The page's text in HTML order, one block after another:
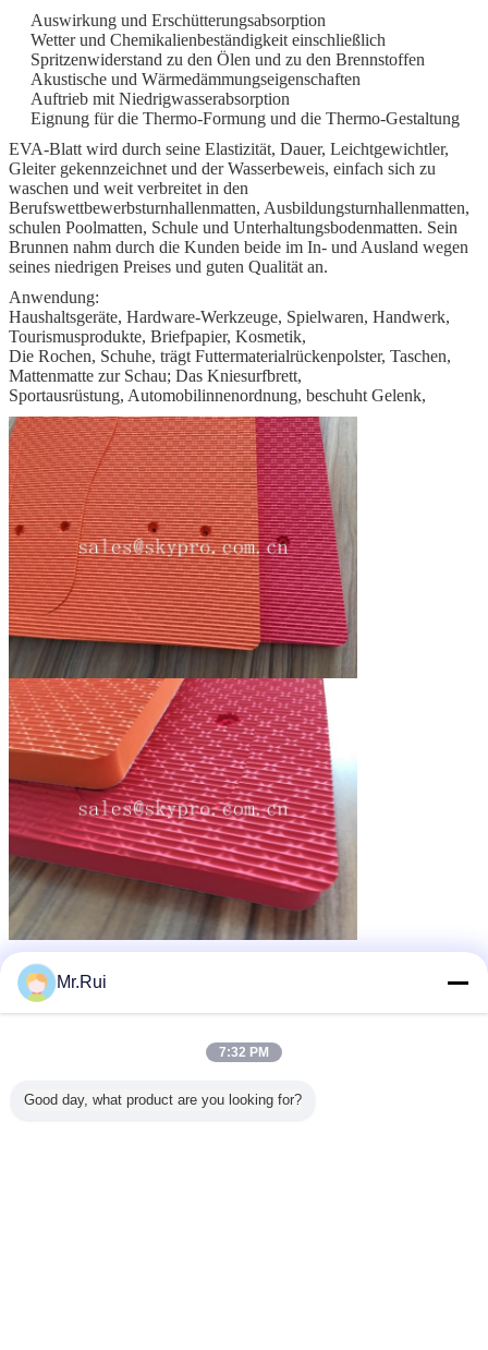
Auswirkung und Erschütterungsabsorption
Wetter und Chemikalienbeständigkeit einschließlich
Spritzenwiderstand zu den Ölen und zu den Brennstoffen
Akustische und Wärmedämmungseigenschaften
Auftrieb mit Niedrigwasserabsorption
Eignung für die Thermo-Formung und die Thermo-Gestaltung
EVA-Blatt wird durch seine Elastizität, Dauer, Leichtgewichtler,
Gleiter gekennzeichnet und der Wasserbeweis, einfach sich zu
waschen und weit verbreitet in den
Berufswettbewerbsturnhallenmatten, Ausbildungsturnhallenmatten,
schulen Poolmatten, Schule und Unterhaltungsbodenmatten. Sein
Brunnen nahm durch die Kunden beide im In- und Ausland wegen
seines niedrigen Preises und guten Qualität an.
Anwendung:
Haushaltsgeräte, Hardware-Werkzeuge, Spielwaren, Handwerk,
Tourismusprodukte, Briefpapier, Kosmetik,
Die Rochen, Schuhe, trägt Futtermaterialrückenpolster, Taschen,
Mattenmatte zur Schau; Das Kniesurfbrett,
Sportausrüstung, Automobilinnenordnung, beschuht Gelenk,
Umbauten:
Schaumgummiblätter
Ein orange EVA-Seitenblatt für
Mr.Rui
7:32 PM
Good day, what product are you looking for?